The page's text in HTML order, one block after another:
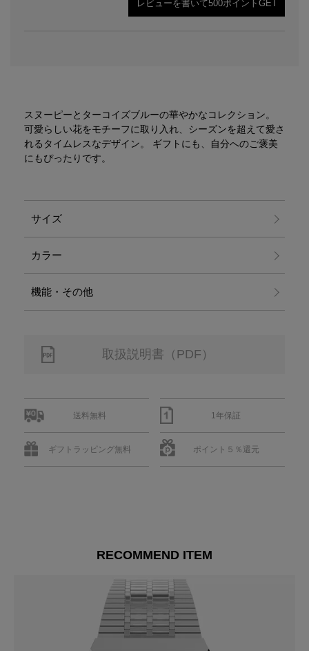
レビューを書いて500ポイントGET
スヌーピーとターコイズブルーの華やかなコレクション。
可愛らしい花をモチーフに取り入れ、シーズンを超えて愛さ
れるタイムレスなデザイン。 ギフトにも、自分へのご褒美
にもぴったりです。
サイズ
カラー
機能・その他
取扱説明書（PDF）
送料無料 1年保証
ギフトラッピング無料 ポイント５％還元
RECOMMEND ITEM